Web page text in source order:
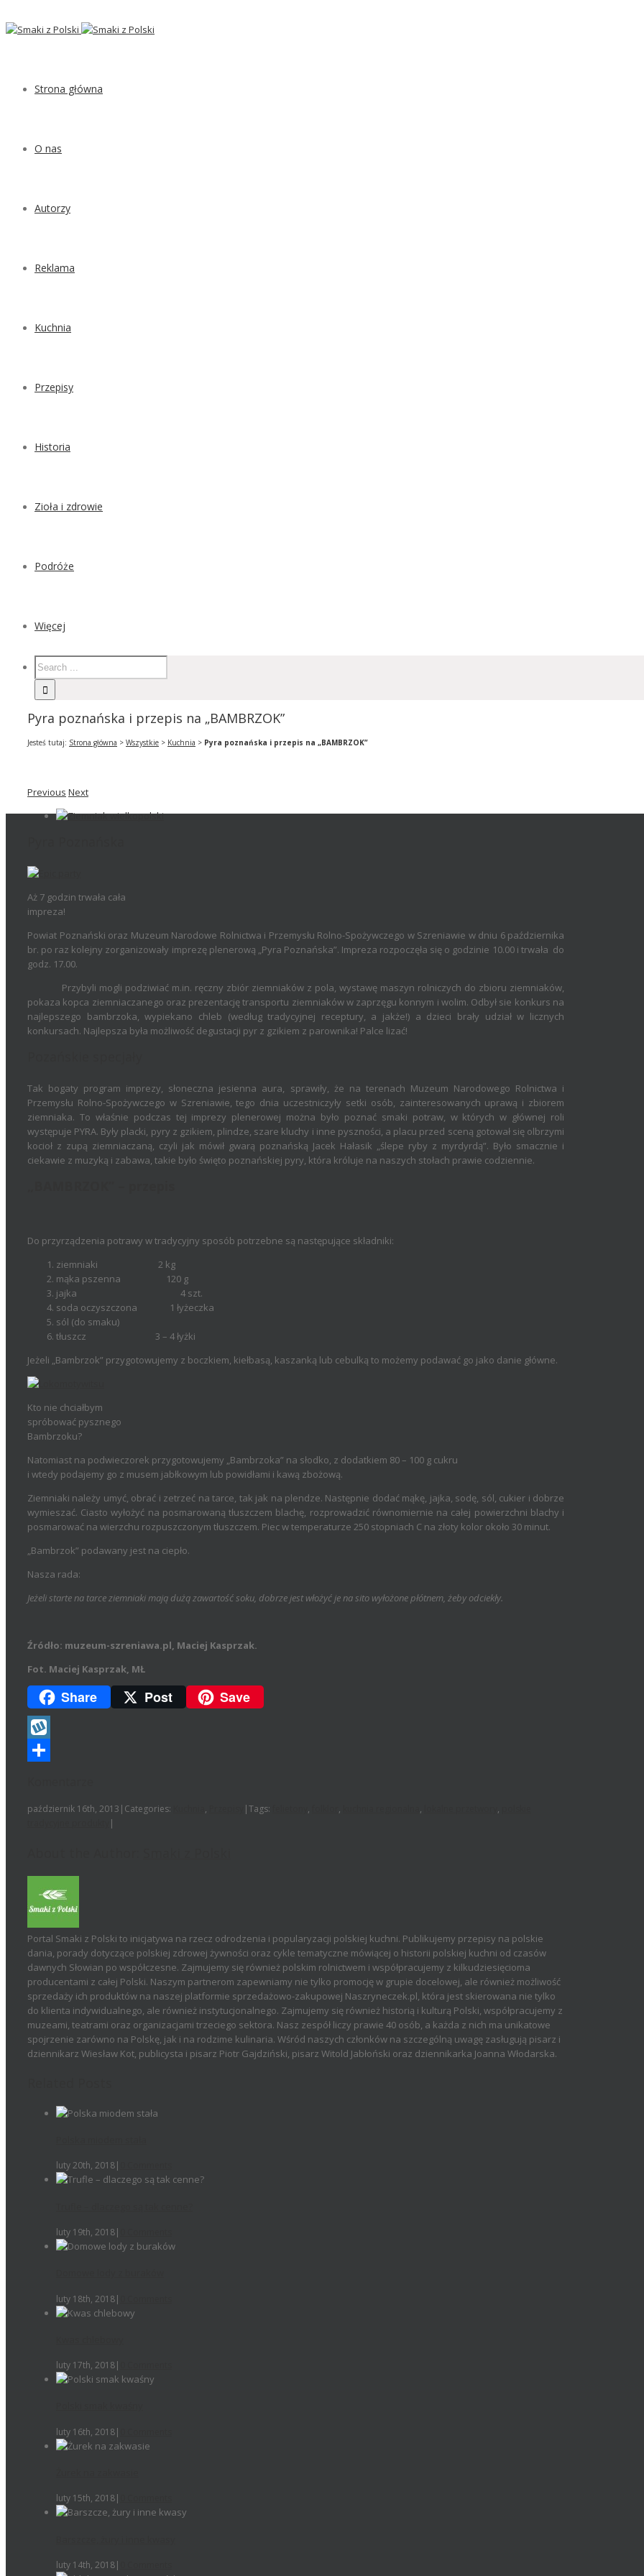
Strona główna
O nas
Autorzy
Reklama
Kuchnia
Przepisy
Historia
Zioła i zdrowie
Podróże
Więcej
Pyra poznańska i przepis na „BAMBRZOK”
Jesteś tutaj: Strona główna > Wszystkie > Kuchnia > Pyra poznańska i przepis na „BAMBRZOK”
Previous Next
Aż 7 godzin trwała cała
impreza!
Powiat Poznański oraz Muzeum Narodowe Rolnictwa i Przemysłu Rolno-Spożywczego w Szreniawie w dniu 6 października
br. po raz kolejny zorganizowały imprezę plenerową „Pyra Poznańska”. Impreza rozpoczęła się o godzinie 10.00 i trwała do
godz. 17.00.
Przybyli mogli podziwiać m.in. ręczny zbiór ziemniaków z pola, wystawę maszyn rolniczych do zbioru ziemniaków,
pokaza kopca ziemniaczanego oraz prezentację transportu ziemniaków w zaprzęgu konnym i wolim. Odbył sie konkurs na
najlepszego bambrzoka, wypiekano chleb (według tradycyjnej receptury, a jakże!) a dzieci brały udział w licznych
konkursach. Najlepsza była możliwość degustacji pyr z gzikiem z parownika! Palce lizać!
Tak bogaty program imprezy, słoneczna jesienna aura, sprawiły, że na terenach Muzeum Narodowego Rolnictwa i
Przemysłu Rolno-Spożywczego w Szreniawie, tego dnia uczestniczyły setki osób, zainteresowanych uprawą i zbiorem
ziemniaka. To właśnie podczas tej imprezy plenerowej można było poznać smaki potraw, w których w głównej roli
występuje PYRA. Były placki, pyry z gzikiem, plindze, szare kluchy i inne pyszności, a placu przed sceną gotował się olbrzymi
kocioł z zupą ziemniaczaną, czyli jak mówił gwarą poznańską Jacek Hałasik „ślepe ryby z myrdyrdą”. Było smacznie i
ciekawie z muzyką i zabawa, takie było święto poznańskiej pyry, która króluje na naszych stołach prawie codziennie.
Do przyrządzenia potrawy w tradycyjny sposób potrzebne są następujące składniki:
ziemniaki 2 kg
mąka pszenna 120 g
jajka 4 szt.
soda oczyszczona 1 łyżeczka
sól (do smaku)
tłuszcz 3 – 4 łyżki
Jeżeli „Bambrzok” przygotowujemy z boczkiem, kiełbasą, kaszanką lub cebulką to możemy podawać go jako danie główne.
Kto nie chciałbym
spróbować pysznego
Bambrzoku?
Natomiast na podwieczorek przygotowujemy „Bambrzoka” na słodko, z dodatkiem 80 – 100 g cukru
i wtedy podajemy go z musem jabłkowym lub powidłami i kawą zbożową.
Ziemniaki należy umyć, obrać i zetrzeć na tarce, tak jak na plendze. Następnie dodać mąkę, jajka, sodę, sól, cukier i dobrze
wymieszać. Ciasto wyłożyć na posmarowaną tłuszczem blachę, rozprowadzić równomiernie na całej powierzchni blachy i
posmarować na wierzchu rozpuszczonym tłuszczem. Piec w temperaturze 250 stopniach C na złoty kolor około 30 minut.
„Bambrzok” podawany jest na ciepło.
Nasza rada:
Jeżeli starte na tarce ziemniaki mają dużą zawartość soku, dobrze jest włożyć je na sito wyłożone płótnem, żeby odciekły.
Źródło: muzeum-szreniawa.pl, Maciej Kasprzak.
Fot. Maciej Kasprzak, MŁ
Share Post Save
Wykop
październik 16th, 2013 | Categories: , |Tags: , , , ,
|
Portal Smaki z Polski to inicjatywa na rzecz odrodzenia i popularyzacji polskiej kuchni. Publikujemy przepisy na polskie
dania, porady dotyczące polskiej zdrowej żywności oraz cykle tematyczne mówiącej o historii polskiej kuchni od czasów
dawnych Słowian po współczesne. Zajmujemy się również polskim rolnictwem i współpracujemy z kilkudziesięcioma
producentami z całej Polski. Naszym partnerom zapewniamy nie tylko promocję w grupie docelowej, ale również możliwość
sprzedaży ich produktów na naszej platformie sprzedażowo-zakupowej Naszryneczek.pl, która jest skierowana nie tylko
do klienta indywidualnego, ale również instytucjonalnego. Zajmujemy się również historią i kulturą Polski, współpracujemy z
muzeami, teatrami oraz organizacjami trzeciego sektora. Nasz zespół liczy prawie 40 osób, a każda z nich ma unikatowe
spojrzenie zarówno na Polskę, jak i na rodzime kulinaria. Wśród naszych członków na szczególną uwagę zasługują pisarz i
dziennikarz Wiesław Kot, publicysta i pisarz Piotr Gajdziński, pisarz Witold Jabłoński oraz dziennikarka Joanna Włodarska.
luty 20th, 2018
luty 19th, 2018|
luty 18th, 2018|
luty 17th, 2018|
luty 16th, 2018|
luty 15th, 2018|
luty 14th, 2018|